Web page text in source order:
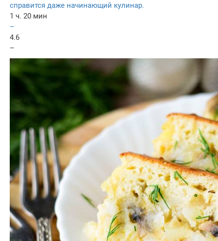
справится даже начинающий кулинар.
1 ч. 20 мин
–
4.6
–